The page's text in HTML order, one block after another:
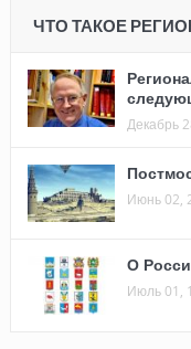
ЧТО ТАКОЕ
Декабрь
Июнь 02,
О
Июль 01,